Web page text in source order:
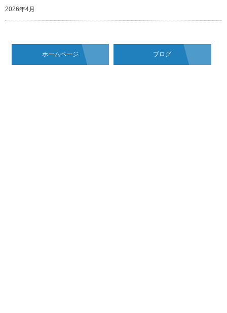
2026年4月
ホームページ ブログ